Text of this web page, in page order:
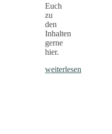
Euch
zu
den
Inhalten
gerne
hier.
weiterlesen